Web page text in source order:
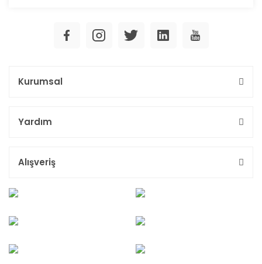
Kurumsal
Yardım
Alışveriş